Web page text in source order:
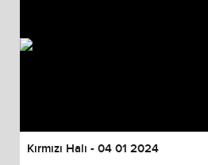
Kırmızı Halı - 04 01 2024